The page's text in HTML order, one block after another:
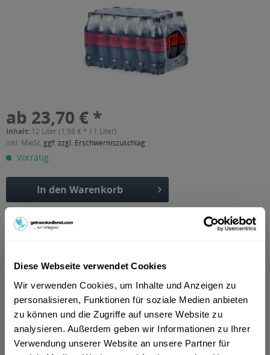
Diese Webseite verwendet Cookies
Wir verwenden Cookies, um Inhalte und Anzeigen zu
personalisieren, Funktionen für soziale Medien anbieten
zu können und die Zugriffe auf unsere Website zu
analysieren. Außerdem geben wir Informationen zu Ihrer
Verwendung unserer Website an unsere Partner für
ab 23,70 € *
Inhalt: 12 Liter (1,98 € * / 1 Liter)
inkl. MwSt. ggf. zzgl. Erschwerniszuschlag
Vorrätig
In den Warenkorb
Artikel-Nr.:
Verfügbar in:
mehr
"Coca-Cola Zero 24 x 0,5l"
Flaschengröße:
0,5 l
Fragen zum Artikel?
Weitere Artikel von Coca-Cola